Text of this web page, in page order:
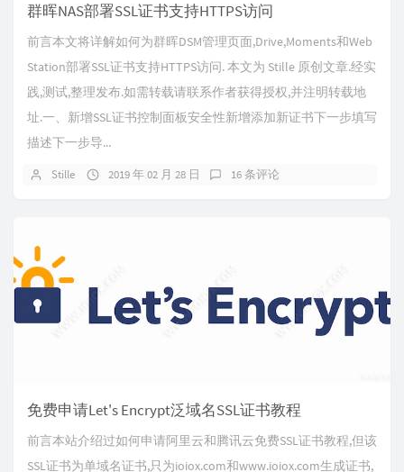
群晖NAS部署SSL证书支持HTTPS访问
前言本文将详解如何为群晖DSM管理页面,Drive,Moments和Web
Station部署SSL证书支持HTTPS访问. 本文为 Stille 原创文章.经实
践,测试,整理发布.如需转载请联系作者获得授权,并注明转载地
址.一、新增SSL证书控制面板安全性新增添加新证书下一步填写
描述下一步导...
Stille 2019 年 02 月 28 日 16 条评论
免费申请Let's Encrypt泛域名SSL证书教程
前言本站介绍过如何申请阿里云和腾讯云免费SSL证书教程,但该
SSL证书为单域名证书,只为ioiox.com和www.ioiox.com生成证书,